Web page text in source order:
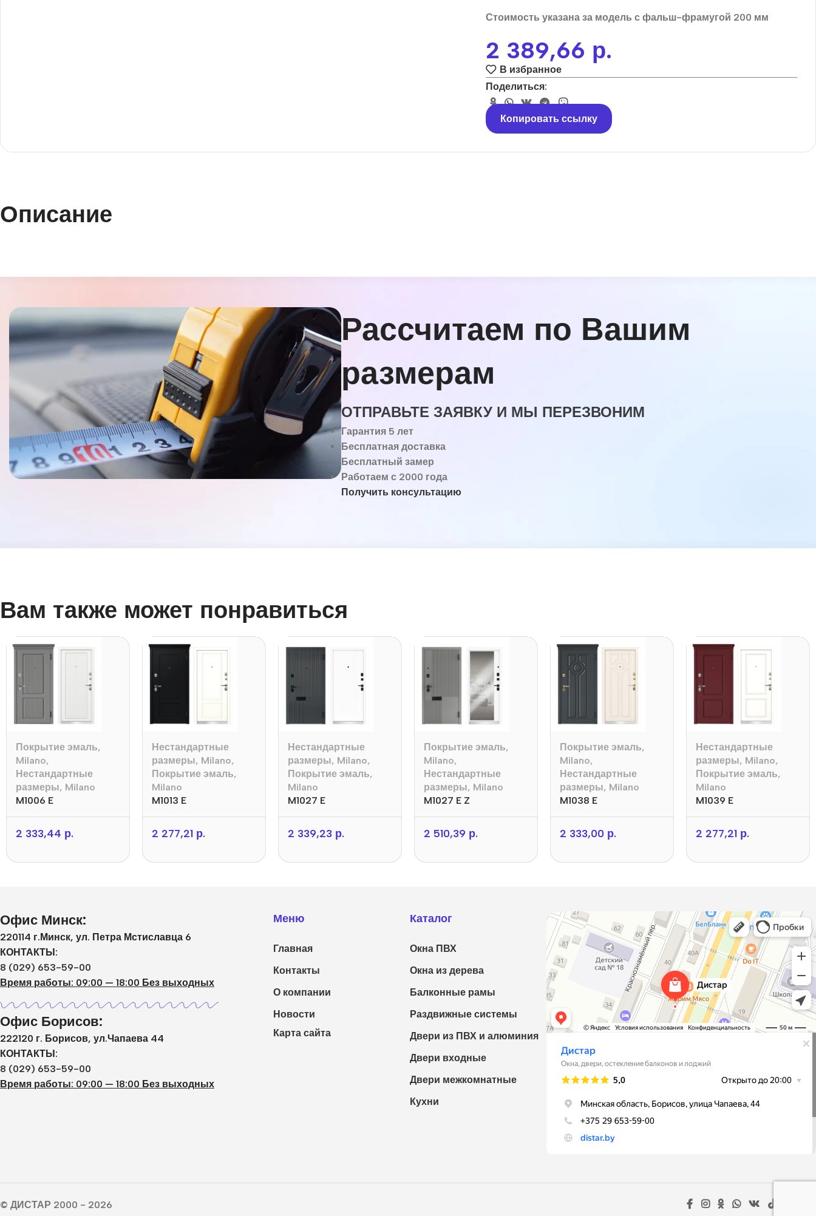
Стоимость указана за модель с фальш-фрамугой 200 мм
2 389,66 р.
В избранное
Поделиться:
Копировать ссылку
Описание
Рассчитаем по Вашим
размерам
ОТПРАВЬТЕ ЗАЯВКУ И МЫ ПЕРЕЗВОНИМ
Гарантия 5 лет
Бесплатная доставка
Бесплатный замер
Работаем с 2000 года
Получить консультацию
Вам также может понравиться
Покрытие эмаль,
Milano,
Нестандартные
размеры, Milano
M1006 E
2 333,44 р.
Нестандартные
размеры, Milano,
Покрытие эмаль,
Milano
M1013 E
2 277,21 р.
Нестандартные
размеры, Milano,
Покрытие эмаль,
Milano
M1027 E
2 339,23 р.
Покрытие эмаль,
Milano,
Нестандартные
размеры, Milano
M1027 E Z
2 510,39 р.
Покрытие эмаль,
Milano,
Нестандартные
размеры, Milano
M1038 E
2 333,00 р.
Нестандартные
размеры, Milano,
Покрытие эмаль,
Milano
M1039 E
2 277,21 р.
Офис Минск:
220114 г.Минск, ул. Петра Мстиславца 6
КОНТАКТЫ:
8 (029) 653-59-00
Время работы: 09:00 — 18:00 Без выходных
Офис Борисов:
222120 г. Борисов, ул.Чапаева 44
КОНТАКТЫ:
8 (029) 653-59-00
Время работы: 09:00 — 18:00 Без выходных
Меню
Главная
Контакты
О компании
Новости
Карта сайта
Каталог
Окна ПВХ
Окна из дерева
Балконные рамы
Раздвижные системы
Двери из ПВХ и алюминия
Двери входные
Двери межкомнатные
Кухни
Дистар
Окна в Борисове
Двери в Борисове
© ДИСТАР 2000 - 2026